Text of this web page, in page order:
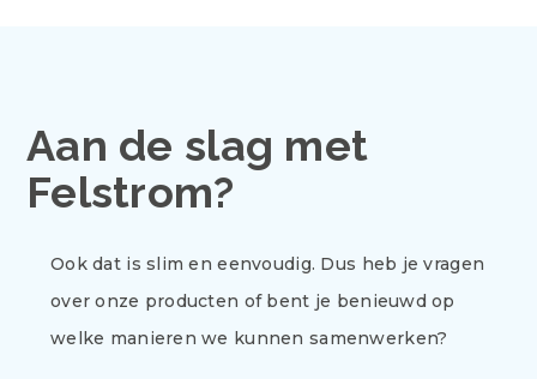
Aan de slag met
Felstrom?
Ook dat is slim en eenvoudig. Dus heb je vragen
over onze producten of bent je benieuwd op
welke manieren we kunnen samenwerken?